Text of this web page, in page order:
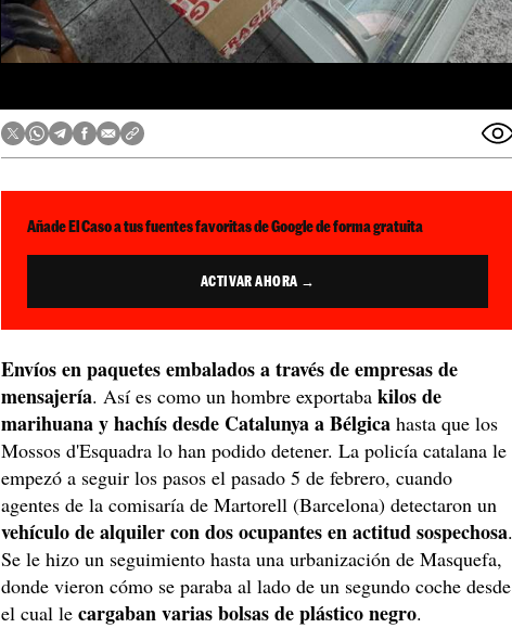
Añade El Caso a tus fuentes favoritas de Google de forma gratuita
ACTIVAR AHORA →
Envíos en paquetes embalados a través de empresas de
mensajería. Así es como un hombre exportabakilos de
marihuana y hachís desde Catalunya a Bélgica hasta que los
Mossos d'Esquadra lo han podido detener. La policía catalana le
empezó a seguir los pasos el pasado 5 de febrero, cuando
agentes de la comisaría de Martorell (Barcelona) detectaron un
vehículo de alquiler con dos ocupantes en actitud sospechosa.
Se le hizo un seguimiento hasta una urbanización de Masquefa,
donde vieron cómo se paraba al lado de un segundo coche desde
el cual lecargaban varias bolsas de plástico negro.